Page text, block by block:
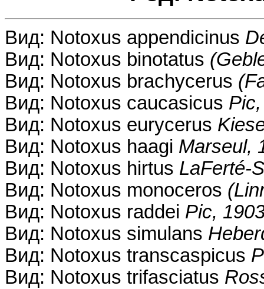
Вид: Notoxus appendicinus
Вид: Notoxus binotatus
Вид: Notoxus brachycerus
Вид: Notoxus caucasicus
Вид: Notoxus eurycerus
Вид: Notoxus haagi Marseul,
Вид: Notoxus hirtus LaFerté-
Вид: Notoxus monoceros
Вид: Notoxus raddei Pic,
Вид: Notoxus simulans
Вид: Notoxus transcaspicus
Вид: Notoxus trifasciatus